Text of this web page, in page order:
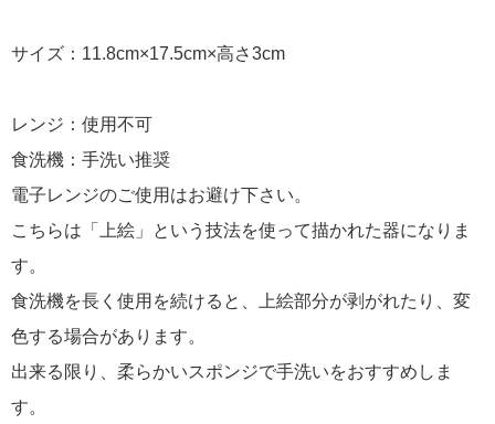
サイズ：11.8cm×17.5cm×高さ3cm
レンジ：使用不可
食洗機：手洗い推奨
電子レンジのご使用はお避け下さい。
こちらは「上絵」という技法を使って描かれた器になりま
す。
食洗機を長く使用を続けると、上絵部分が剥がれたり、変
色する場合があります。
出来る限り、柔らかいスポンジで手洗いをおすすめしま
す。